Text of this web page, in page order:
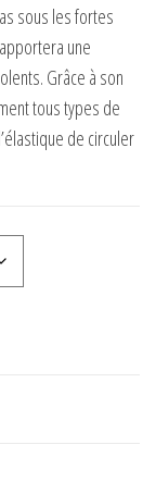
sous les fortes
une
Grâce à son
tous types de
de circuler